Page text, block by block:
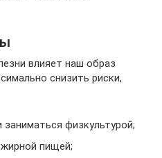
влияет наш образ
снизить риски,
физкультурой;
пищей;